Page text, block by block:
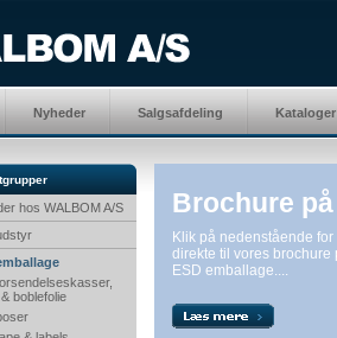
Nyheder Salgsafdeling Kataloger
hos WALBOM A/S
boblefolie
Brochure
Klik på nedenstående for
direkte til vores brochure
ESD emballage....